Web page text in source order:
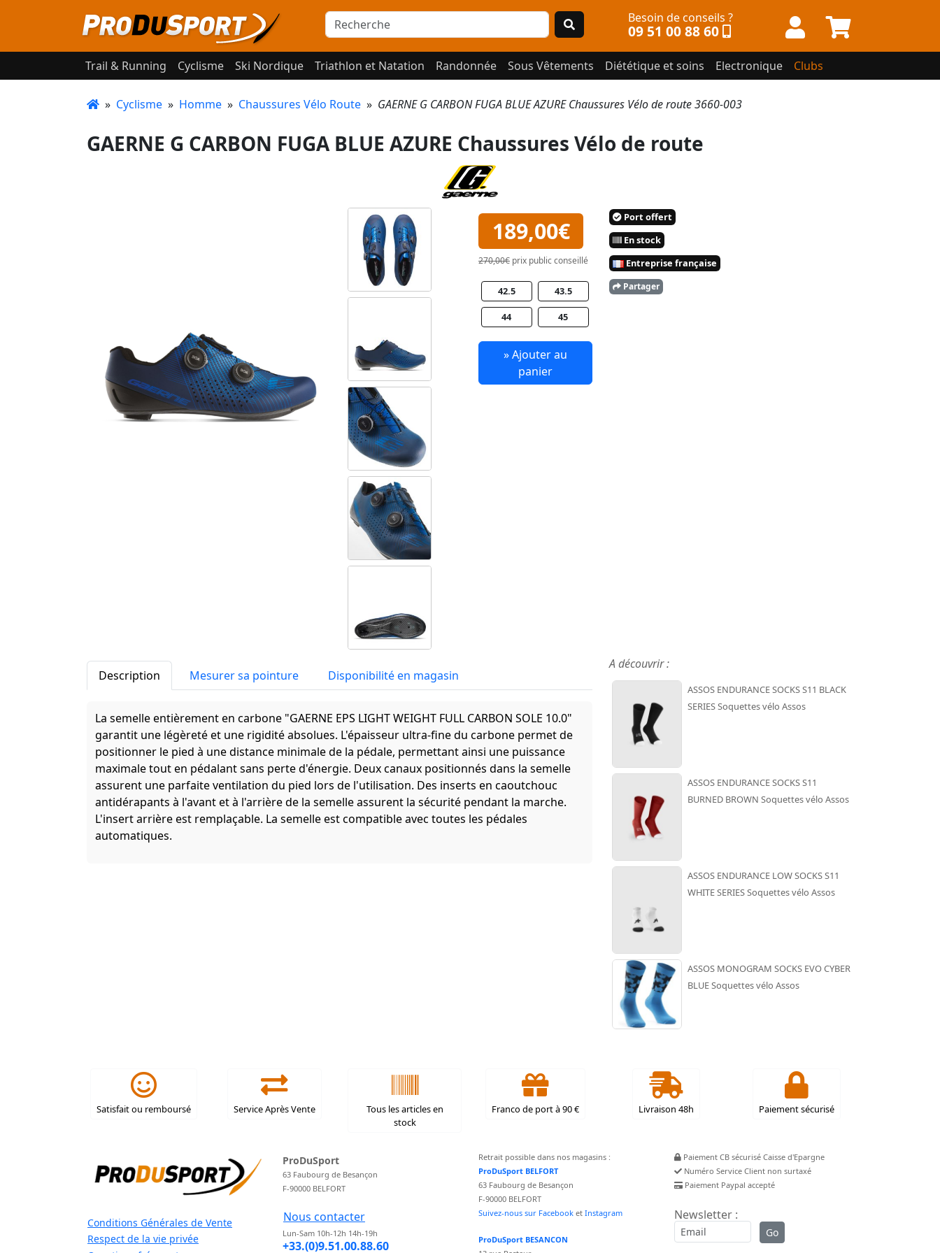
Besoin de conseils ?
09 51 00 88 60
Trail & Running Cyclisme Ski Nordique Triathlon et Natation Randonnée Sous Vêtements Diététique et soins Electronique Clubs
» Cyclisme » Homme » Chaussures Vélo Route » GAERNE G CARBON FUGA BLUE AZURE Chaussures Vélo de route 3660-003
GAERNE G CARBON FUGA BLUE AZURE Chaussures Vélo de route
189,00€
270,00€ prix public conseillé
42.5 43.5
44 45
» Ajouter au
panier
Port offert
En stock
Entreprise française
Partager
Description Mesurer sa pointure Disponibilité en magasin
La semelle entièrement en carbone "GAERNE EPS LIGHT WEIGHT FULL CARBON SOLE 10.0"
garantit une légèreté et une rigidité absolues. L'épaisseur ultra-fine du carbone permet de
positionner le pied à une distance minimale de la pédale, permettant ainsi une puissance
maximale tout en pédalant sans perte d'énergie. Deux canaux positionnés dans la semelle
assurent une parfaite ventilation du pied lors de l'utilisation. Des inserts en caoutchouc
antidérapants à l'avant et à l'arrière de la semelle assurent la sécurité pendant la marche.
L'insert arrière est remplaçable. La semelle est compatible avec toutes les pédales
automatiques.
A découvrir :
ASSOS ENDURANCE SOCKS S11 BLACK
SERIES Soquettes vélo Assos
ASSOS ENDURANCE SOCKS S11
BURNED BROWN Soquettes vélo Assos
ASSOS ENDURANCE LOW SOCKS S11
WHITE SERIES Soquettes vélo Assos
ASSOS MONOGRAM SOCKS EVO CYBER
BLUE Soquettes vélo Assos
Satisfait ou remboursé Service Après Vente
Tous les articles en
stock
Franco de port à 90 € Livraison 48h Paiement sécurisé
Conditions Générales de Vente
Respect de la vie privée
ProDuSport
63 Faubourg de Besançon
F-90000 BELFORT
Nous contacter
Lun-Sam 10h-12h 14h-19h
+33.(0)9.51.00.88.60
Retrait possible dans nos magasins :
ProDuSport BELFORT
63 Faubourg de Besançon
F-90000 BELFORT
Suivez-nous sur Facebook et Instagram
ProDuSport BESANCON
Paiement CB sécurisé Caisse d'Epargne
Numéro Service Client non surtaxé
Paiement Paypal accepté
Newsletter :